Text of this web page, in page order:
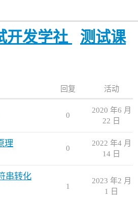
开发学社
测试课
回复 活动
0
2020 年6 月
22 日
理 0
2022 年4 月
14 日
串转化
1
2023 年2 月
1 日